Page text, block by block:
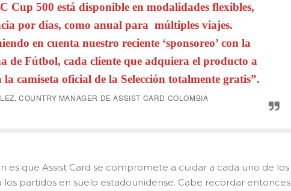
Cup 500 está disponible en modalidades flexibles,
por días, como anual para múltiples viajes.
en cuenta nuestro reciente ‘sponsoreo’ con la
de Fútbol, cada cliente que adquiera el producto a
camiseta oficial de la Selección totalmente gratis”.
COUNTRY MANAGER DE ASSIST CARD COLOMBIA
es que Assist Card se compromete a cuidar a cada uno de los
partidos en suelo estadounidense. Cabe recordar entonces